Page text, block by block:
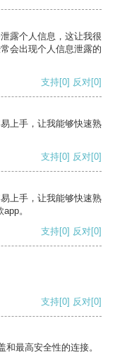
露个人信息，这让我很
会出现个人信息泄露的
支持[0] 反对[0]
上手，让我能够快速熟
支持[0] 反对[0]
上手，让我能够快速熟
。
支持[0] 反对[0]
支持[0] 反对[0]
最高安全性的连接。